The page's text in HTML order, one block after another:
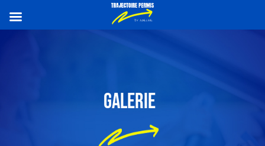
GALERIE